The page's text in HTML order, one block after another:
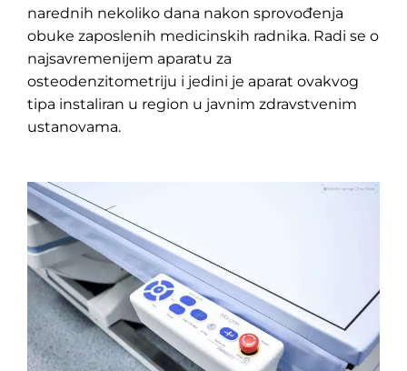
narednih nekoliko dana nakon sprovođenja
obuke zaposlenih medicinskih radnika. Radi se o
najsavremenijem aparatu za
osteodenzitometriju i jedini je aparat ovakvog
tipa instaliran u region u javnim zdravstvenim
ustanovama.